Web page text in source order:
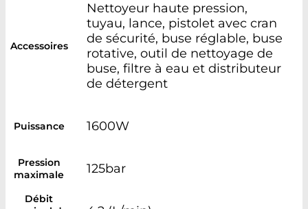
Accessoires
Nettoyeur haute pression,
tuyau, lance, pistolet avec cran
de sécurité, buse réglable, buse
rotative, outil de nettoyage de
buse, filtre à eau et distributeur
de détergent
Puissance 1600W
Pression
maximale
125bar
Débit